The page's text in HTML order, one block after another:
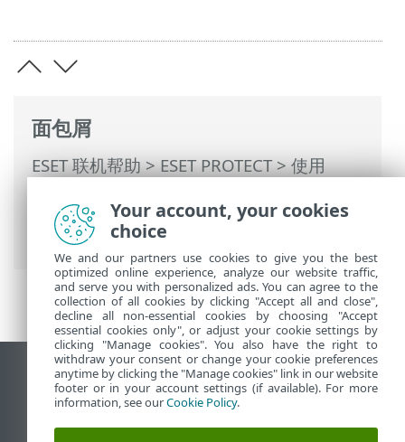
面包屑
ESET 联机帮助>ESET PROTECT>使用
配置>高级设置 >如何将策略应用到客户端
> 对组进行排序
查看桌面站点
End of Life
ESET 知识库
Your account, your cookies
choice
We and our partners use cookies to give you the best
optimized online experience, analyze our website traffic,
and serve you with personalized ads. You can agree to the
collection of all cookies by clicking "Accept all and close",
decline all non-essential cookies by choosing "Accept
essential cookies only", or adjust your cookie settings by
clicking "Manage cookies". You also have the right to
withdraw your consent or change your cookie preferences
anytime by clicking the "Manage cookies" link in our website
footer or in your account settings (if available). For more
information, see ourCookie Policy.